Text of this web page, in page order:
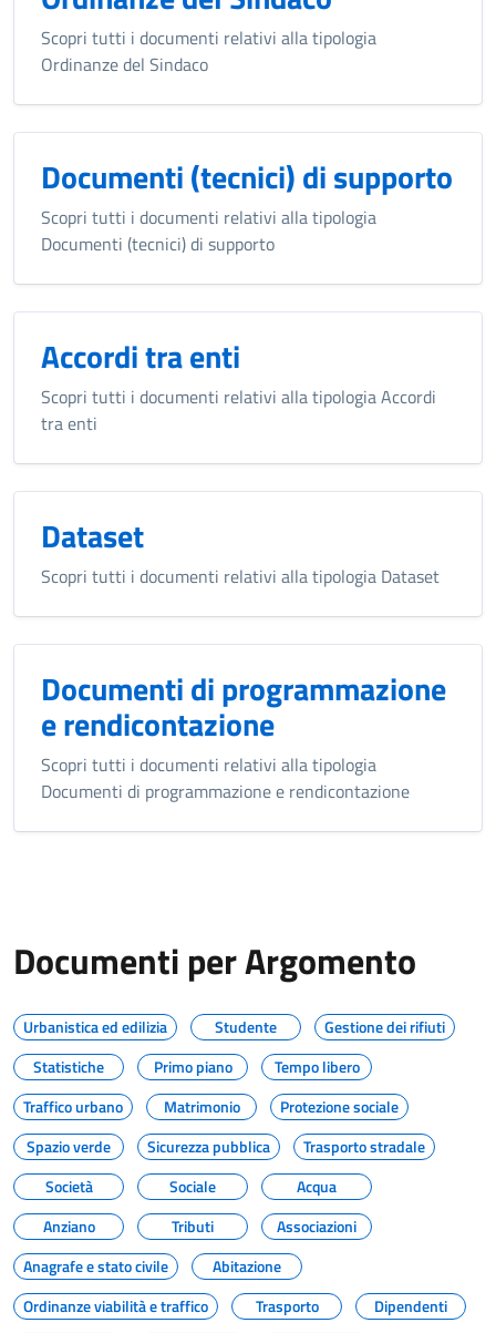
Scopri tutti i documenti relativi alla tipologia
Ordinanze del Sindaco
Documenti (tecnici) di supporto
Scopri tutti i documenti relativi alla tipologia
Documenti (tecnici) di supporto
Accordi tra enti
Scopri tutti i documenti relativi alla tipologia Accordi
tra enti
Dataset
Scopri tutti i documenti relativi alla tipologia Dataset
Documenti di programmazione
e rendicontazione
Scopri tutti i documenti relativi alla tipologia
Documenti di programmazione e rendicontazione
Documenti per Argomento
Urbanistica ed edilizia Studente
Gestione dei rifiuti
Statistiche
Primo piano
Tempo libero
Traffico urbano
Matrimonio
Protezione sociale
Spazio verde
Sicurezza pubblica
Trasporto stradale
Società
Sociale
Acqua
Anziano
Tributi
Associazioni
Anagrafe e stato civile
Abitazione
Ordinanze viabilità e traffico
Trasporto
Dipendenti